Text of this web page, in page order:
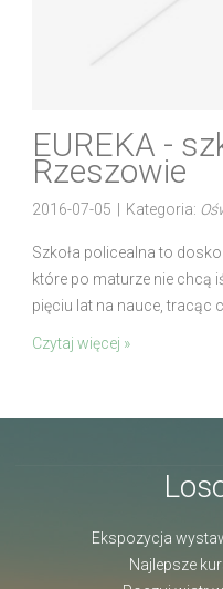
EUREKA -
Rzeszowie
2016-07-05 Kategoria:
Szkoła policealna to
które po maturze nie chcą
pięciu lat na nauce, tracąc
Czytaj więcej »
Ekspozycja
Najlepsze